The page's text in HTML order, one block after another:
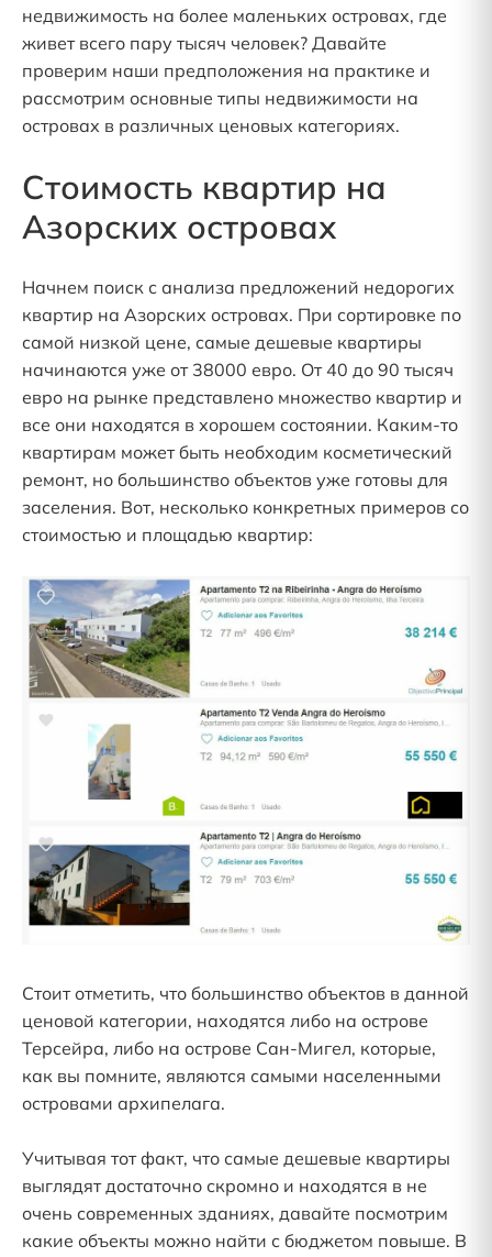
недвижимость на более маленьких островах, где
живет всего пару тысяч человек? Давайте
проверим наши предположения на практике и
рассмотрим основные типы недвижимости на
островах в различных ценовых категориях.
Стоимость квартир на
Азорских островах
Начнем поиск с анализа предложений недорогих
квартир на Азорских островах. При сортировке по
самой низкой цене, самые дешевые квартиры
начинаются уже от 38000 евро. От 40 до 90 тысяч
евро на рынке представлено множество квартир и
все они находятся в хорошем состоянии. Каким-то
квартирам может быть необходим косметический
ремонт, но большинство объектов уже готовы для
заселения. Вот, несколько конкретных примеров со
стоимостью и площадью квартир:
Стоит отметить, что большинство объектов в данной
ценовой категории, находятся либо на острове
Терсейра, либо на острове Сан-Мигел, которые,
как вы помните, являются самыми населенными
островами архипелага.
Учитывая тот факт, что самые дешевые квартиры
выглядят достаточно скромно и находятся в не
очень современных зданиях, давайте посмотрим
какие объекты можно найти с бюджетом повыше. В